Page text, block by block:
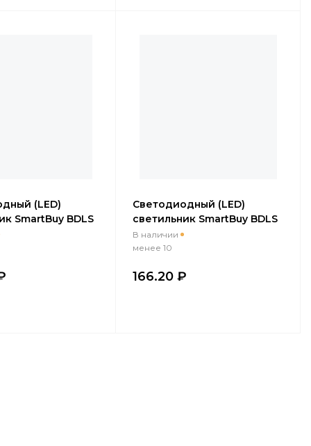
(LED)
SmartBuy BDLS
24Вт/4000К
Cветодиодный (LED)
светильник SmartBuy BDLS
встраиваемый
безрамочный 18Вт/4000К
В наличии
менее 10
166.20 ₽